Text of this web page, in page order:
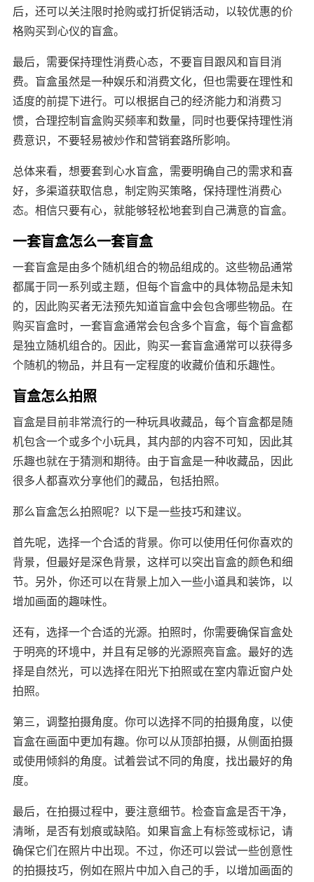
后，还可以关注限时抢购或打折促销活动，以较优惠的价
格购买到心仪的盲盒。
最后，需要保持理性消费心态，不要盲目跟风和盲目消
费。盲盒虽然是一种娱乐和消费文化，但也需要在理性和
适度的前提下进行。可以根据自己的经济能力和消费习
惯，合理控制盲盒购买频率和数量，同时也要保持理性消
费意识，不要轻易被炒作和营销套路所影响。
总体来看，想要套到心水盲盒，需要明确自己的需求和喜
好，多渠道获取信息，制定购买策略，保持理性消费心
态。相信只要有心，就能够轻松地套到自己满意的盲盒。
一套盲盒怎么一套盲盒
一套盲盒是由多个随机组合的物品组成的。这些物品通常
都属于同一系列或主题，但每个盲盒中的具体物品是未知
的，因此购买者无法预先知道盲盒中会包含哪些物品。在
购买盲盒时，一套盲盒通常会包含多个盲盒，每个盲盒都
是独立随机组合的。因此，购买一套盲盒通常可以获得多
个随机的物品，并且有一定程度的收藏价值和乐趣性。
盲盒怎么拍照
盲盒是目前非常流行的一种玩具收藏品，每个盲盒都是随
机包含一个或多个小玩具，其内部的内容不可知，因此其
乐趣也就在于猜测和期待。由于盲盒是一种收藏品，因此
很多人都喜欢分享他们的藏品，包括拍照。
那么盲盒怎么拍照呢？以下是一些技巧和建议。
首先呢，选择一个合适的背景。你可以使用任何你喜欢的
背景，但最好是深色背景，这样可以突出盲盒的颜色和细
节。另外，你还可以在背景上加入一些小道具和装饰，以
增加画面的趣味性。
还有，选择一个合适的光源。拍照时，你需要确保盲盒处
于明亮的环境中，并且有足够的光源照亮盲盒。最好的选
择是自然光，可以选择在阳光下拍照或在室内靠近窗户处
拍照。
第三，调整拍摄角度。你可以选择不同的拍摄角度，以使
盲盒在画面中更加有趣。你可以从顶部拍摄，从侧面拍摄
或使用倾斜的角度。试着尝试不同的角度，找出最好的角
度。
最后，在拍摄过程中，要注意细节。检查盲盒是否干净，
清晰，是否有划痕或缺陷。如果盲盒上有标签或标记，请
确保它们在照片中出现。不过，你还可以尝试一些创意性
的拍摄技巧，例如在照片中加入自己的手，以增加画面的